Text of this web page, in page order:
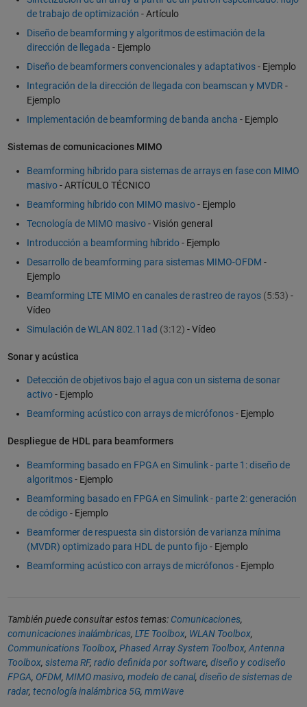
de trabajo de optimización - Artículo
Diseño de beamforming y algoritmos de estimación de la
dirección de llegada - Ejemplo
Diseño de beamformers convencionales y adaptativos- Ejemplo
Integración de la dirección de llegada con beamscan y MVDR -
Ejemplo
Implementación de beamforming de banda ancha - Ejemplo
Sistemas de comunicaciones MIMO
Beamforming híbrido para sistemas de arrays en fase con MIMO
masivo- ARTÍCULO TÉCNICO
Beamforming híbrido con MIMO masivo- Ejemplo
Tecnología de MIMO masivo- Visión general
Introducción a beamforming híbrido- Ejemplo
Desarrollo de beamforming para sistemas MIMO-OFDM -
Ejemplo
Beamforming LTE MIMO en canales de rastreo de rayos(5:53) -
Vídeo
Simulación de WLAN 802.11ad (3:12) - Vídeo
Sonar y acústica
Detección de objetivos bajo el agua con un sistema de sonar
activo- Ejemplo
Beamforming acústico con arrays de micrófonos- Ejemplo
Despliegue de HDL para beamformers
Beamforming basado en FPGA en Simulink - parte 1: diseño de
algoritmos- Ejemplo
Beamforming basado en FPGA en Simulink - parte 2: generación
de código- Ejemplo
Beamformer de respuesta sin distorsión de varianza mínima
(MVDR) optimizado para HDL de punto fijo- Ejemplo
Beamforming acústico con arrays de micrófonos- Ejemplo
También puede consultar estos temas: Comunicaciones,
comunicaciones inalámbricas, LTE Toolbox, WLAN Toolbox,
Communications Toolbox, Phased Array System Toolbox, Antenna
Toolbox, sistema RF, radio definida por software, diseño y codiseño
FPGA, OFDM, MIMO masivo, modelo de canal, diseño de sistemas de
radar, tecnología inalámbrica 5G, mmWave